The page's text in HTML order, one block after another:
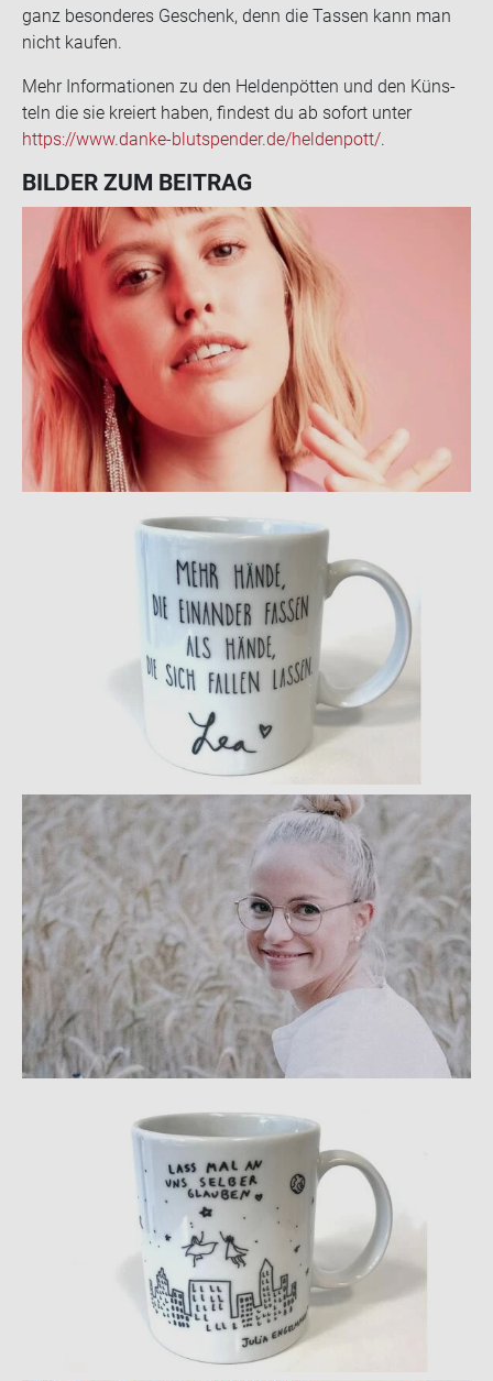
ganz be­son­de­res Ge­schenk, denn die Tas­sen kann man
nicht kau­fen.
Mehr In­for­ma­tio­nen zu den Hel­den­pöt­ten und den Küns­
teln die sie kre­iert haben, fin­dest du ab so­fort unter
https://www.danke-​blutspender.de/hel­den­pott/.
BIL­DER ZUM BEI­TRAG